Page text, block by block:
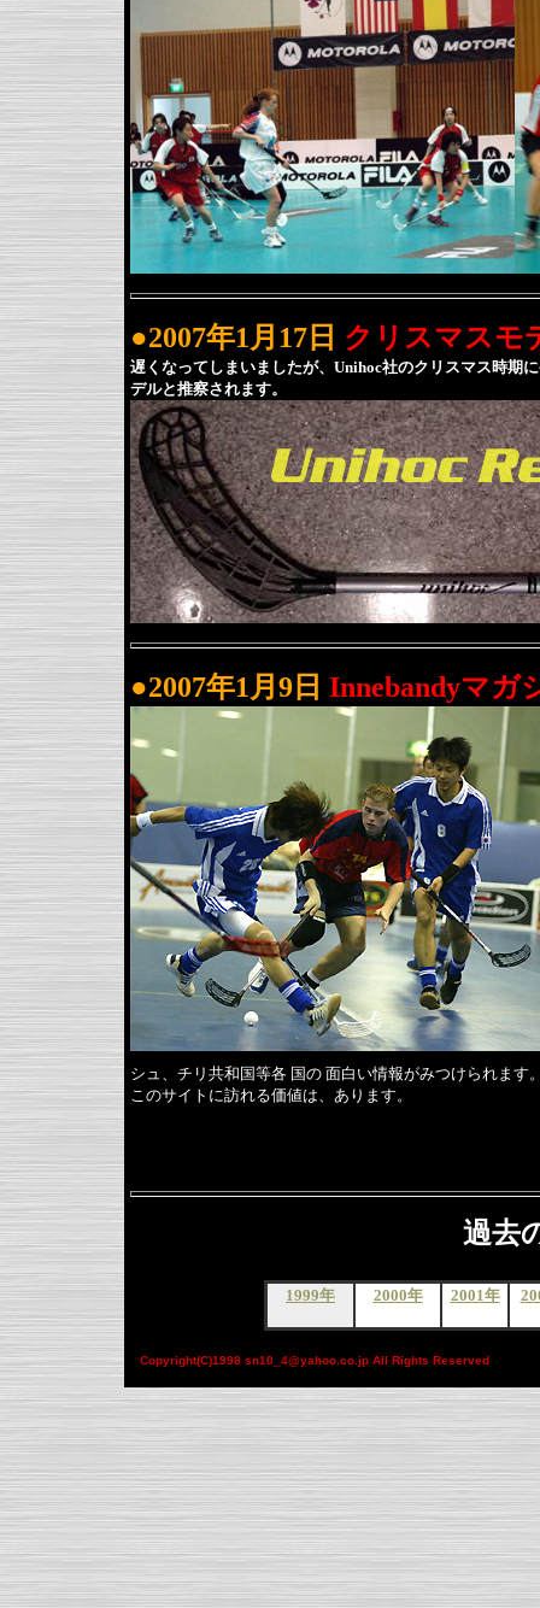
●2007年1月17日 クリスマス
遅くなってしまいましたが、Unihoc社のクリスマス時期
デルと推察されます。
●2007年1月9日 Innebandyマガ
シュ、チリ共和国等各 国の 面白い情報がみつけられます
このサイトに訪れる価値は、あります。
過去
1999年 2000年 2001年
Copyright(C)1998 sn10_4@yahoo.co.jp All Rights Reserved